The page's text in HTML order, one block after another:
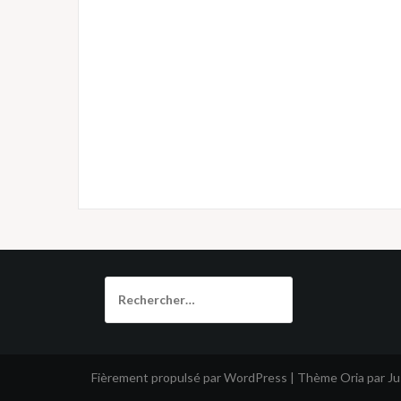
Fièrement propulsé par WordPress | Thème Oria par